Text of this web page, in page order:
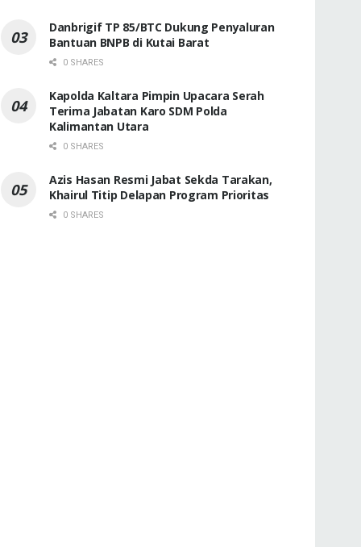
Danbrigif TP 85/BTC Dukung Penyaluran
Bantuan BNPB di Kutai Barat
0 SHARES
Kapolda Kaltara Pimpin Upacara Serah
Terima Jabatan Karo SDM Polda
Kalimantan Utara
0 SHARES
Azis Hasan Resmi Jabat Sekda Tarakan,
Khairul Titip Delapan Program Prioritas
0 SHARES